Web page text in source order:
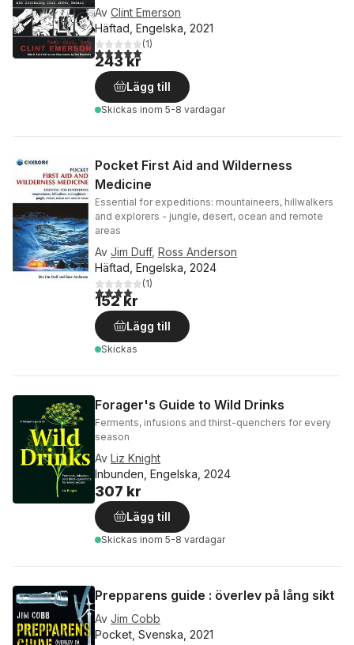
Av Clint Emerson
Häftad, Engelska, 2021
5,0utav 5 stjärnor. Totalt antal röster:
(1)
243 kr
Lägg till
Skickas inom 5-8 vardagar
Pocket First Aid and Wilderness
Medicine
Essential for expeditions: mountaineers, hillwalkers
and explorers - jungle, desert, ocean and remote
areas
Av Jim Duff, Ross Anderson
Häftad, Engelska, 2024
4,0utav 5 stjärnor. Totalt antal röster:
(1)
152 kr
Lägg till
Skickas
Forager's Guide to Wild Drinks
Ferments, infusions and thirst-quenchers for every
season
Av Liz Knight
Inbunden, Engelska, 2024
307 kr
Lägg till
Skickas inom 5-8 vardagar
Prepparens guide : överlev på lång sikt
Av Jim Cobb
Pocket, Svenska, 2021